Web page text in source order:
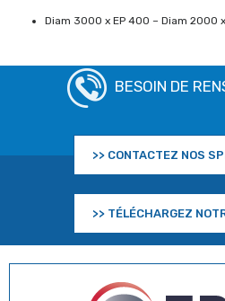
Diam 3000 x EP 400 – Diam 2000
BESOIN DE
>> CONTACTEZ NOS
>> TÉLÉCHARGEZ